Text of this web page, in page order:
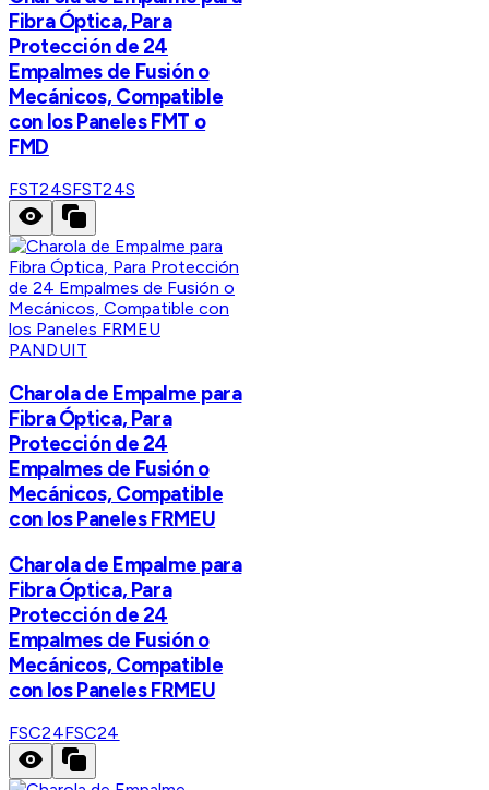
Fibra Óptica, Para
Protección de 24
Empalmes de Fusión o
Mecánicos, Compatible
con los Paneles FMT o
FMD
FST24SFST24S
PANDUIT
Charola de Empalme para
Fibra Óptica, Para
Protección de 24
Empalmes de Fusión o
Mecánicos, Compatible
con los Paneles FRMEU
Charola de Empalme para
Fibra Óptica, Para
Protección de 24
Empalmes de Fusión o
Mecánicos, Compatible
con los Paneles FRMEU
FSC24FSC24